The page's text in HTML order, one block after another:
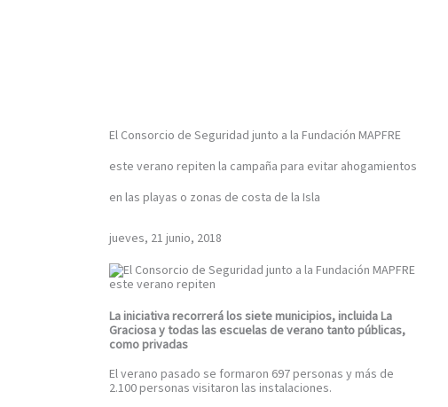
El Consorcio de Seguridad junto a la Fundación MAPFRE
este verano repiten la campaña para evitar ahogamientos
en las playas o zonas de costa de la Isla
jueves, 21 junio, 2018
La iniciativa recorrerá los siete municipios, incluida La
Graciosa y todas las escuelas de verano tanto públicas,
como privadas
El verano pasado se formaron 697 personas y más de
2.100 personas visitaron las instalaciones.